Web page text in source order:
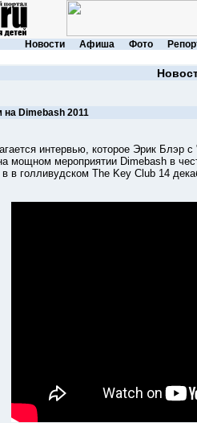
Новости Афиша Фото
Dimebash 2011
интервью, которое Эрик Блэр с
мощном мероприятии Dimebash в
в голливудском The Key Club 14